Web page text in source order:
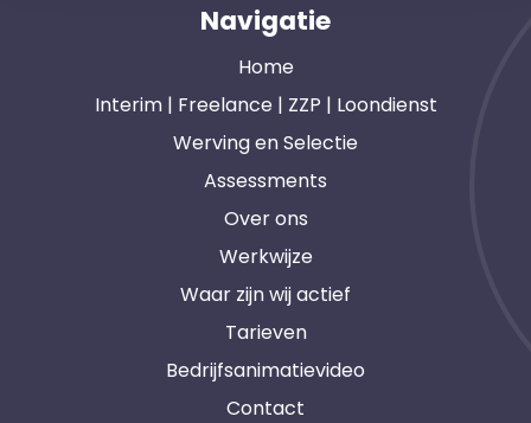
Navigatie
Home
Interim | Freelance | ZZP | Loondienst
Werving en Selectie
Assessments
Over ons
Werkwijze
Waar zijn wij actief
Tarieven
Bedrijfsanimatievideo
Contact